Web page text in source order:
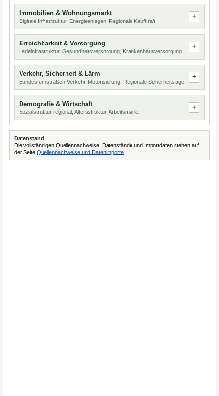
Immobilien & Wohnungsmarkt
Digitale Infrastruktur, Energieanlagen, Regionale Kaufkraft
Erreichbarkeit & Versorgung
Ladeinfrastruktur, Gesundheitsversorgung, Krankenhausversorgung
Verkehr, Sicherheit & Lärm
Bundesfernstraßen-Verkehr, Motorisierung, Regionale Sicherheitslage
Demografie & Wirtschaft
Sozialstruktur regional, Altersstruktur, Arbeitsmarkt
Datenstand
Die vollständigen Quellennachweise, Datenstände und Importdaten stehen auf
der Seite Quellennachweise und Datenimporte